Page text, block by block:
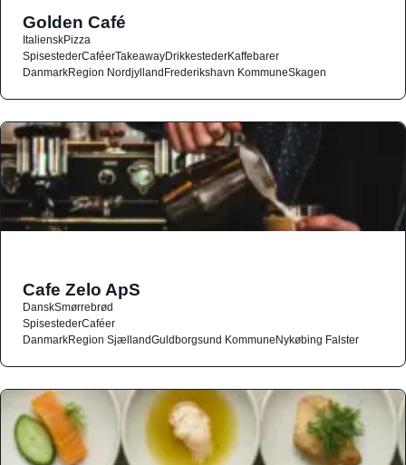
Golden Café
ItalienskPizza
SpisestederCaféerTakeawayDrikkestederKaffebarer
DanmarkRegion NordjyllandFrederikshavn KommuneSkagen
Cafe Zelo ApS
DanskSmørrebrød
SpisestederCaféer
DanmarkRegion SjællandGuldborgsund KommuneNykøbing Falster